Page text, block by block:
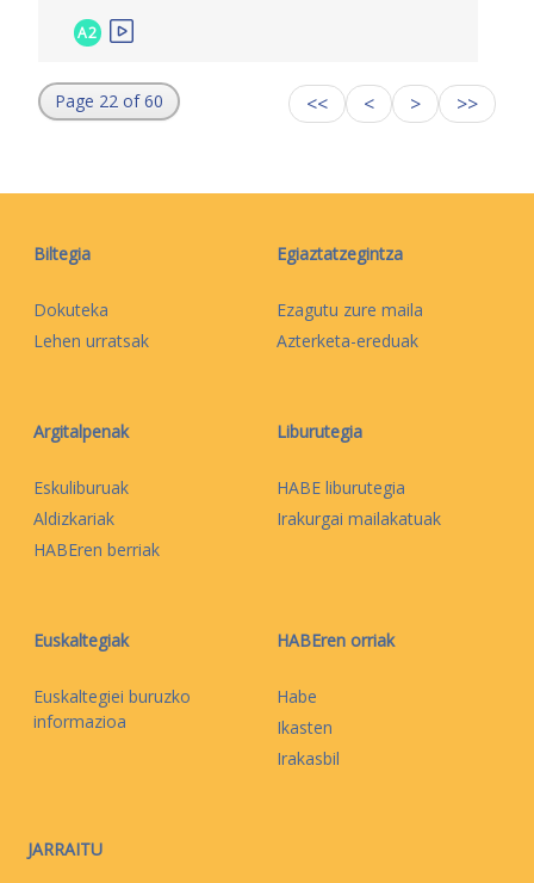
A2
Page 22 of 60 << < > >>
Biltegia
Dokuteka
Lehen urratsak
Egiaztatzegintza
Ezagutu zure maila
Azterketa-ereduak
Argitalpenak
Eskuliburuak
Aldizkariak
HABEren berriak
Liburutegia
HABE liburutegia
Irakurgai mailakatuak
Euskaltegiak
Euskaltegiei buruzko
informazioa
HABEren orriak
Habe
Ikasten
Irakasbil
JARRAITU